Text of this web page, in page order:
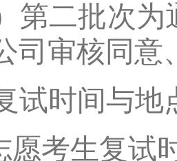
第二批次
司审核同意
试时间与地
愿考生复试